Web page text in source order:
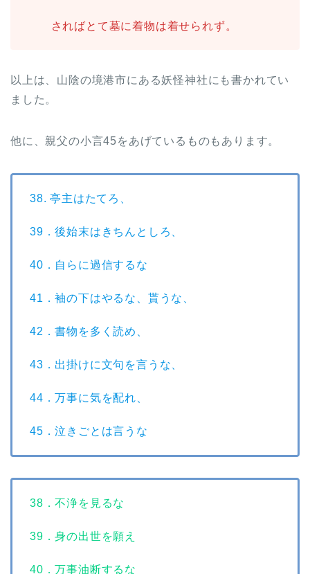
さればとて墓に着物は着せられず。
以上は、山陰の境港市にある妖怪神社にも書かれてい
ました。
他に、親父の小言45をあげているものもあります。
38. 亭主はたてろ、
39．後始末はきちんとしろ、
40．自らに過信するな
41．袖の下はやるな、貰うな、
42．書物を多く読め、
43．出掛けに文句を言うな、
44．万事に気を配れ、
45．泣きごとは言うな
38．不浄を見るな
39．身の出世を願え
40．万事油断するな